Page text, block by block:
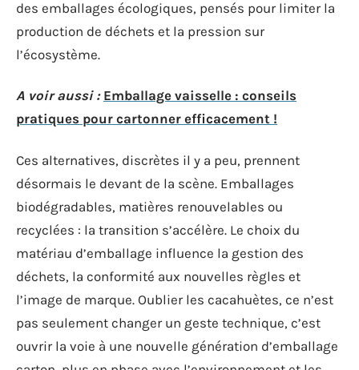
des emballages écologiques, pensés pour limiter la
production de déchets et la pression sur
l’écosystème.
A voir aussi : Emballage vaisselle : conseils
pratiques pour cartonner efficacement !
Ces alternatives, discrètes il y a peu, prennent
désormais le devant de la scène. Emballages
biodégradables, matières renouvelables ou
recyclées : la transition s’accélère. Le choix du
matériau d’emballage influence la gestion des
déchets, la conformité aux nouvelles règles et
l’image de marque. Oublier les cacahuètes, ce n’est
pas seulement changer un geste technique, c’est
ouvrir la voie à une nouvelle génération d’emballage